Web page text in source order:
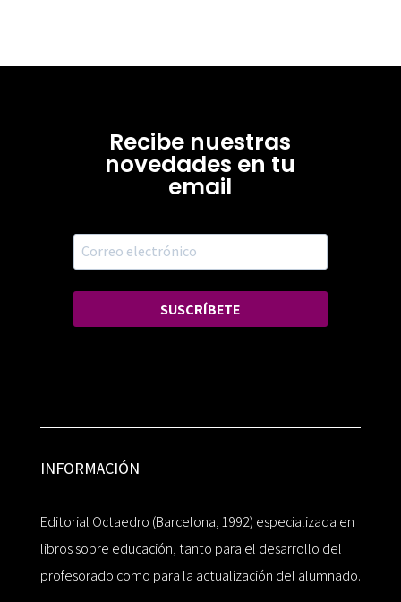
Recibe nuestras
novedades en tu
email
SUSCRÍBETE
INFORMACIÓN
Editorial Octaedro (Barcelona, 1992) especializada en
libros sobre educación, tanto para el desarrollo del
profesorado como para la actualización del alumnado.